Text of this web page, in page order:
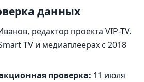
данных
редактор проекта VIP-TV.
TV и медиаплеерах с 2018
проверка: 11 июля